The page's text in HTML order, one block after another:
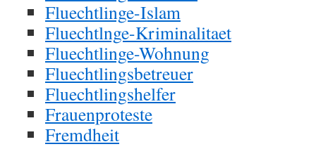
Fluechtlinge-Islam
Fluechtlnge-Kriminalitaet
Fluechtlinge-Wohnung
Fluechtlingsbetreuer
Fluechtlingshelfer
Frauenproteste
Fremdheit